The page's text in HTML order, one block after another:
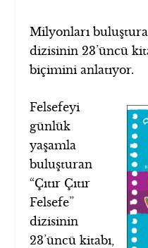
Milyonları
dizisinin 23’üncü
biçimini anlatıyor.
Felsefeyi
günlük
yaşamla
buluşturan
“Çıtır Çıtır
Felsefe”
dizisinin
23’üncü kitabı,